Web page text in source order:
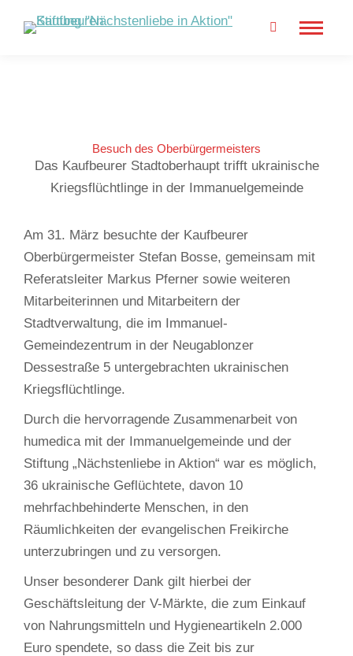
Search:
Besuch des Oberbürgermeisters
Das Kaufbeurer Stadtoberhaupt trifft ukrainische
Kriegsflüchtlinge in der Immanuelgemeinde
Am 31. März besuchte der Kaufbeurer
Oberbürgermeister Stefan Bosse, gemeinsam mit
Referatsleiter Markus Pferner sowie weiteren
Mitarbeiterinnen und Mitarbeitern der
Stadtverwaltung, die im Immanuel-
Gemeindezentrum in der Neugablonzer
Dessestraße 5 untergebrachten ukrainischen
Kriegsflüchtlinge.
Durch die hervorragende Zusammenarbeit von
humedica mit der Immanuelgemeinde und der
Stiftung „Nächstenliebe in Aktion“ war es möglich,
36 ukrainische Geflüchtete, davon 10
mehrfachbehinderte Menschen, in den
Räumlichkeiten der evangelischen Freikirche
unterzubringen und zu versorgen.
Unser besonderer Dank gilt hierbei der
Geschäftsleitung der V-Märkte, die zum Einkauf
von Nahrungsmitteln und Hygieneartikeln 2.000
Euro spendete, so dass die Zeit bis zur